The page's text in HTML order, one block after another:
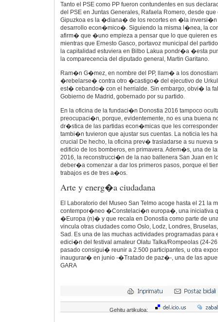
Tanto el PSE como PP fueron contundentes en sus
del PSE en Juntas Generales, Rafaela Romero, desde
Gipuzkoa es la �diana� de los recortes en �la inversi�n
desarrollo econ�mico�. Siguiendo la misma l�nea, la
afirm� que �uno empieza a pensar que lo que quieren
mientras que Ernesto Gasco, portavoz municipal del
la capitalidad estuviera en Bilbo Lakua pondr�a �esta
la comparecencia del diputado general, Martin Garitano.
Ram�n G�mez, en nombre del PP, llam� a los
�rebelarse� contra otro �castigo� del ejecutivo de
est� cebando� con el herrialde. Sin embargo, obvi� la
Gobierno de Madrid, gobernado por su partido.
En la oficina de la fundaci�n Donostia 2016 tampoco
preocupaci�n, porque, evidentemente, no es una buena
dr�stica de las partidas econ�micas que les
tambi�n tuvieron que ajustar sus cuentas. La noticia les
crucial De hecho, la oficina prev� trasladarse a su nueva
edificio de los bomberos, en primavera. Adem�s, una de
2016, la reconstrucci�n de la nao ballenera San Juan en
deber�a comenzar a dar los primeros pasos, porque el
trabajos es de tres a�os.
Arte y energ�a ciudadana
El Laboratorio del Museo San Telmo acoge hasta el 21 la
contempor�neo �Constelaci�n europa�, una iniciativa
�Europa (n)� y que recala en Donostia como parte de
vincula otras ciudades como Oslo, Lodz, Londres,
Sad. Es una de las muchas actividades programadas
edici�n del festival amateur Olatu Talka/Rompeolas (24-
pasado consigui� reunir a 2.500 participantes, u otra
inaugurar� en junio -�Tratado de paz�-, una de las
GARA
Gehitu artikuloa: